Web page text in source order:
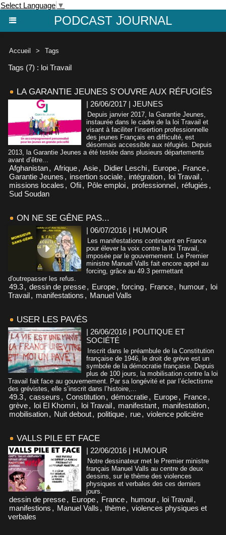
Select Language ▼
PODCAST JOURNAL
Accueil > Tags
Tags (7) : loi Travail
LA GARANTIE JEUNES S’OUVRE AUX RÉFUGIÉS
| 26/06/2017 | JEUNES
Depuis janvier 2017, la Garantie Jeunes,
instaurée dans le cadre de la loi Travail et
visant à faciliter l’insertion professionnelle
des jeunes Français en difficulté, est
désormais accessible aux réfugiés. Depuis
2013, la Garantie Jeunes a été testée dans plusieurs départements
avant d’être...
Afghanistan, Afrique, Asie, Didier Leschi, Europe, France,
Garantie Jeunes , insertion sociale, intégration, loi Travail,
missions locales , Ofii, Pôle emploi, professionnel, réfugiés ,
Sud Soudan
ON NE SE GÊNE PAS...
| 06/07/2016 | HUMOUR
Les manifestations continuent en France
pour élever la voix contre la loi Travail,
imposée par le gouvernement. Le Premier
ministre Manuel Valls fait encore appel au
forcing, grâce au 49.3 permettant
d'outrepasser les refus.
49.3, dessin de presse, Europe, forcing, France, humour, loi
Travail, manifestations , Manuel Valls
USER LES PAVÉS
| 26/06/2016 | POLITIQUE ET
SOCIÉTÉ
Inscrit dans le préambule de la Constitution
française de 1946, le droit de grève est un
symbole de la démocratie française. Depuis
plus de 100 jours, la mobilisation contre la loi
Travail fait face au gouvernement. Par sa longévité et par l’éclectisme
des grévistes, elle s’inscrit dans l’histoire,...
49.3, casseurs , Constitution, démocratie, Europe, France,
grève, loi El Khomri, loi Travail, manifestant, manifestation,
mobilisation, Nuit debout, politique, rue, violence policière
VALLS PILE ET FACE
| 22/06/2016 | HUMOUR
Notre dessinateur met le Premier ministre
français Manuel Valls au centre de deux
dessins, sur le thème des violences
physiques et verbales des ces derniers
jours.
dessin de presse, Europe, France, humour, loi Travail,
manifestions , Manuel Valls , thème, violences physiques et
verbales